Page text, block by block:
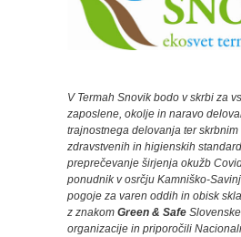
V Termah Snovik bodo v skrbi za
zaposlene, okolje in naravo
trajnostnega delovanja ter
zdravstvenih in higienskih
preprečevanje širjenja okužb
ponudnik v osrčju Kamniško-
pogoje za varen oddih in obisk
z znakom Green & Safe
organizacije in priporočili